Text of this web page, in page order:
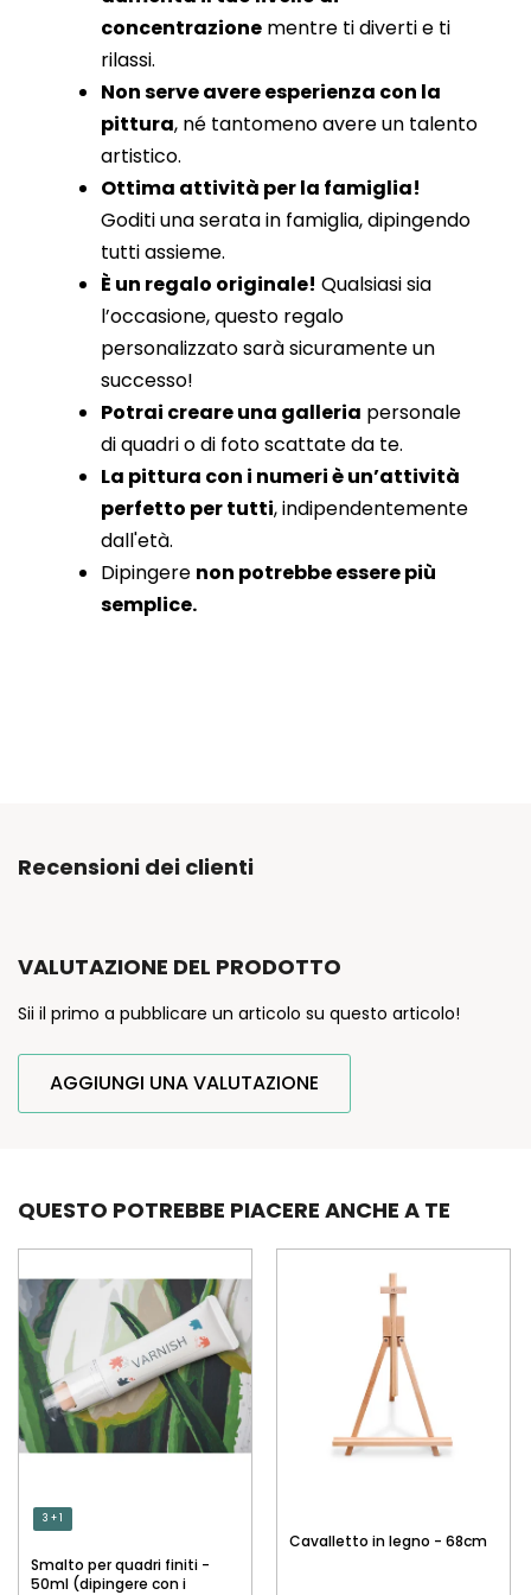
concentrazione mentre ti diverti e ti
rilassi.
Non serve avere esperienza con la
pittura, né tantomeno avere un talento
artistico.
Ottima attività per la famiglia!
Goditi una serata in famiglia, dipingendo
tutti assieme.
È un regalo originale! Qualsiasi sia
l’occasione, questo regalo
personalizzato sarà sicuramente un
successo!
Potrai creare una galleria personale
di quadri o di foto scattate da te.
La pittura con i numeri è un’attività
perfetto per tutti, indipendentemente
dall'età.
Dipingere non potrebbe essere più
semplice.
Recensioni dei clienti
VALUTAZIONE DEL PRODOTTO
Sii il primo a pubblicare un articolo su questo articolo!
AGGIUNGI UNA VALUTAZIONE
QUESTO POTREBBE PIACERE ANCHE A TE
3 + 1
Smalto per quadri finiti -
50ml (dipingere con i
Cavalletto in legno - 68cm